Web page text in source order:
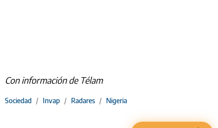
Con información de Télam
Sociedad / Invap / Radares / Nigeria